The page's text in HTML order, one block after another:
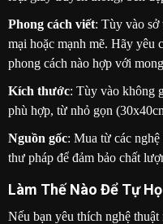
Phong cách viết: Tùy vào sở
mại hoặc mạnh mẽ. Hãy yêu
phong cách nào hợp với
Kích thước: Tùy vào không
phù hợp, từ nhỏ gọn
Nguồn gốc: Mua từ các
thư pháp để đảm bảo chất
Làm Thế Nào Để Tự
Nếu bạn yêu thích nghệ